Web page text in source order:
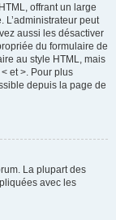
offrant un large
L’administrateur peut
aussi les désactiver
du formulaire de
au style HTML, mais
et >. Pour plus
depuis la page de
La plupart des
avec les